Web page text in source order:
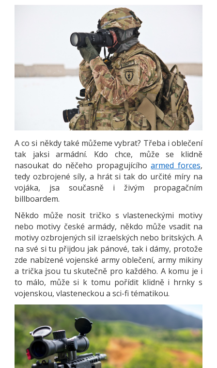
A co si někdy také můžeme vybrat? Třeba i oblečení
tak jaksi armádní. Kdo chce, může se klidně
nasoukat do něčeho propagujícíhoarmed forces,
tedy ozbrojené síly, a hrát si tak do určité míry na
vojáka, jsa současně i živým propagačním
billboardem.
Někdo může nosit tričko s vlasteneckými motivy
nebo motivy české armády, někdo může vsadit na
motivy ozbrojených sil izraelských nebo britských. A
na své si tu přijdou jak pánové, tak i dámy, protože
zde nabízené vojenské army oblečení, army mikiny
a trička jsou tu skutečně pro každého. A komu je i
to málo, může si k tomu pořídit klidně i hrnky s
vojenskou, vlasteneckou a sci-fi tématikou.